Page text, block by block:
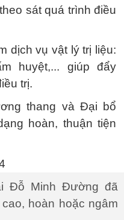
sát quá trình điều
dịch vụ vật lý trị liệu:
huyệt,... giúp đẩy
trị.
thang và Đại bổ
hoàn, thuận tiện
Đỗ Minh Đường đã
hoàn hoặc ngâm